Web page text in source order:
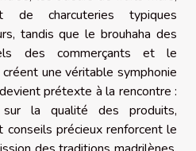
de charcuteries typiques
tandis que le brouhaha des
des commerçants et le
une véritable symphonie
prétexte à la rencontre :
sur la qualité des produits,
précieux renforcent le